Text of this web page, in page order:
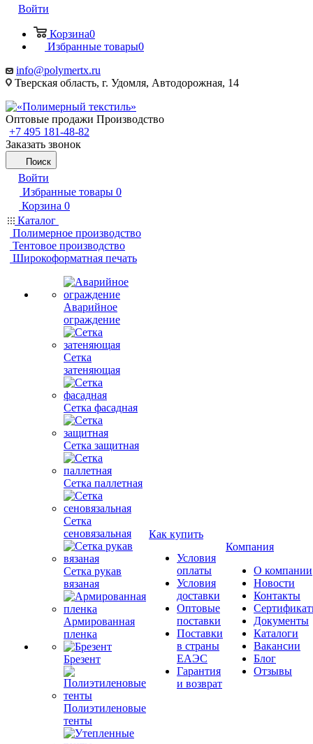
Войти
Корзина0
Избранные товары0
info@polymertx.ru
Тверская область, г. Удомля, Автодорожная, 14
Оптовые продажи Производство
+7 495 181-48-82
Заказать звонок
Поиск
Войти
Избранные товары 0
Корзина 0
Каталог
Полимерное производство
Тентовое производство
Широкоформатная печать
Аварийное
ограждение
Сетка
затеняющая
Сетка фасадная
Сетка защитная
Сетка паллетная
Сетка
сеновязальная
Сетка рукав
вязаная
Армированная
пленка
Брезент
Полиэтиленовые
тенты
Как купить
Условия
оплаты
Условия
доставки
Оптовые
поставки
Поставки
в страны
ЕАЭС
Гарантия
и возврат
Компания
О компании
Новости
Контакты
Документы
Каталоги
Вакансии
Блог
Отзывы